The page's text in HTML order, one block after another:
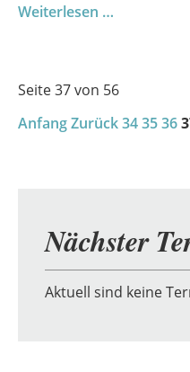
Weiterlesen …
Seite 37 von 56
AnfangZurück343536
Nächster
Aktuell sind keine